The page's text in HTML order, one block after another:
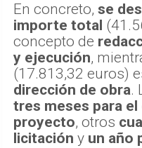
En concreto, se
importe total
concepto de
y ejecución,
(17.813,32 euros)
dirección de obra.
tres meses para
proyecto, otros
licitación y un año